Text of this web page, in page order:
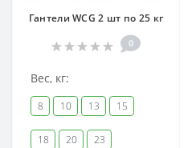
Гантели WCG 2 шт по 25 кг
0
Вес, кг:
8 10 13 15
18 20 23